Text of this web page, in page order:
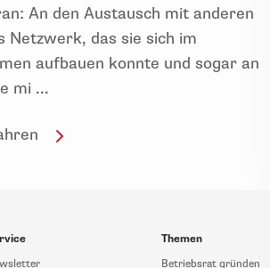
An den Austausch mit anderen
Netzwerk, das sie sich im
aufbauen konnte und sogar an
mi ...
Themen
Betriebsrat gründen